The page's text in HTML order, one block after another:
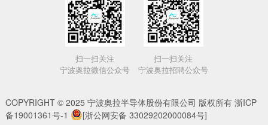
扫一扫关注
宁波奥拉微信公众号
扫一扫关注
宁波奥拉招聘公众号
COPYRIGHT © 2025 宁波奥拉半导体股份有限公司 版权所有 浙ICP
备19001361号-1
[浙公网安备 33029202000084号]